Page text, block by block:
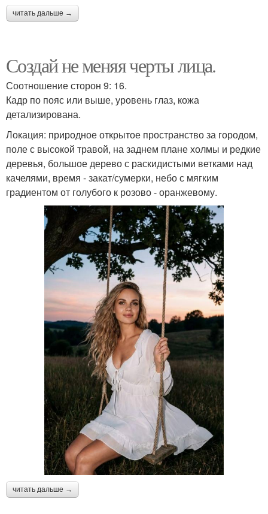
читать дальше →
Создай не меняя черты лица.
Соотношение сторон 9: 16.
Кадр по пояс или выше, уровень глаз, кожа
детализирована.
Локация: природное открытое пространство за городом,
поле с высокой травой, на заднем плане холмы и редкие
деревья, большое дерево с раскидистыми ветками над
качелями, время - закат/сумерки, небо с мягким
градиентом от голубого к розово - оранжевому.
читать дальше →